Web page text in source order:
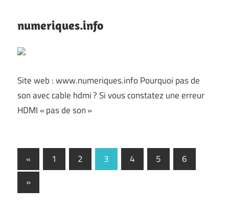
numeriques.info
Site web : www.numeriques.info Pourquoi pas de
son avec cable hdmi ? Si vous constatez une erreur
HDMI « pas de son »
Pagination
des
publications
« Previous
Posts
1 2 3 4 5
6
Next
Posts
»